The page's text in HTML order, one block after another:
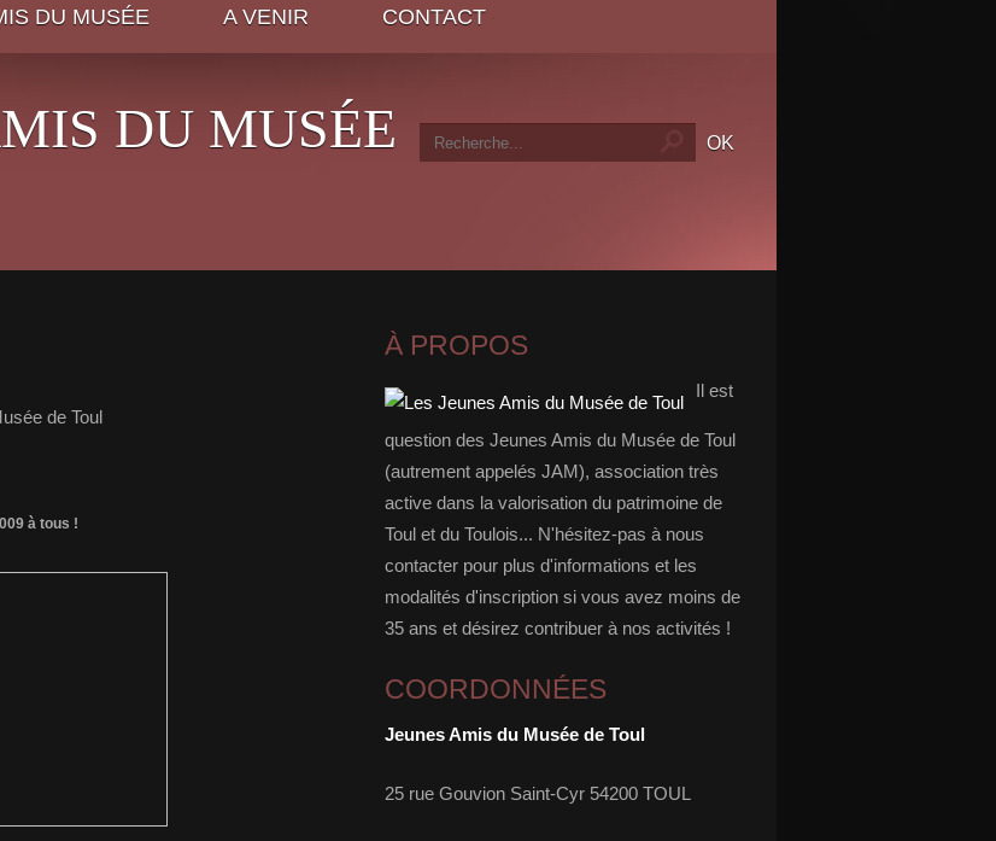
DU MUSÉE A VENIR CONTACT
DU MUSÉE
de Toul
à tous !
À PROPOS
Il est
question des Jeunes Amis du Musée de Toul
(autrement appelés JAM), association très
active dans la valorisation du patrimoine de
Toul et du Toulois... N'hésitez-pas à nous
contacter pour plus d'informations et les
modalités d'inscription si vous avez moins de
35 ans et désirez contribuer à nos activités !
COORDONNÉES
Jeunes Amis du Musée de Toul
25 rue Gouvion Saint-Cyr 54200 TOUL